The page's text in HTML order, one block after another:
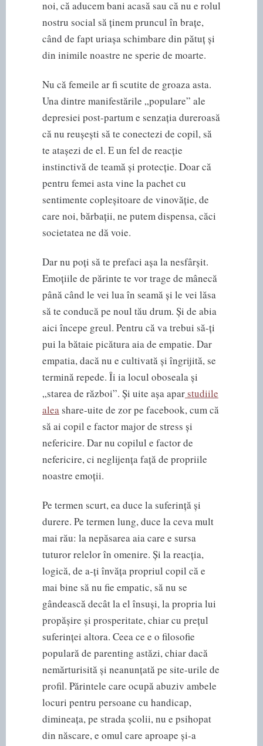
noi, că aducem bani acasă sau că nu e rolul
nostru social să ținem pruncul în brațe,
când de fapt uriașa schimbare din pătuț și
din inimile noastre ne sperie de moarte.
Nu că femeile ar fi scutite de groaza asta.
Una dintre manifestările „populare” ale
depresiei post-partum e senzația dureroasă
că nu reușești să te conectezi de copil, să
te atașezi de el. E un fel de reacție
instinctivă de teamă și protecție. Doar că
pentru femei asta vine la pachet cu
sentimente copleșitoare de vinovăție, de
care noi, bărbații, ne putem dispensa, căci
societatea ne dă voie.
Dar nu poți să te prefaci așa la nesfârșit.
Emoțiile de părinte te vor trage de mânecă
până când le vei lua în seamă și le vei lăsa
să te conducă pe noul tău drum. Și de abia
aici începe greul. Pentru că va trebui să-ți
pui la bătaie picătura aia de empatie. Dar
empatia, dacă nu e cultivată și îngrijită, se
termină repede. Îi ia locul oboseala și
„starea de război”. Și uite așa apar studiile
aleashare-uite de zor pe facebook, cum că
să ai copil e factor major de stress și
nefericire. Dar nu copilul e factor de
nefericire, ci neglijența față de propriile
noastre emoții.
Pe termen scurt, ea duce la suferință și
durere. Pe termen lung, duce la ceva mult
mai rău: la nepăsarea aia care e sursa
tuturor relelor în omenire. Și la reacția,
logică, de a-ți învăța propriul copil că e
mai bine să nu fie empatic, să nu se
gândească decât la el însuși, la propria lui
propășire și prosperitate, chiar cu prețul
suferinței altora. Ceea ce e o filosofie
populară de parenting astăzi, chiar dacă
nemărturisită și neanunțată pe site-urile de
profil. Părintele care ocupă abuziv ambele
locuri pentru persoane cu handicap,
dimineața, pe strada școlii, nu e psihopat
din născare, e omul care aproape și-a